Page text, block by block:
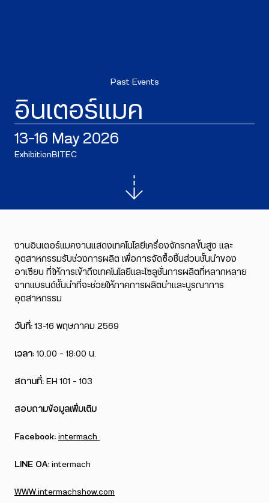
Past Events
อินเตอร์แมค
13–16 May 2026
Exhibition BITEC
งานอินเตอร์แมคงานแสดงเทคโนโลยีเครื่องจักรกลขั้นสูง และ
อุตสาหกรรมรับช่วงการผลิต เพื่อการจัดซื้อชิ้นส่วนชั้นนำของ
อาเซียน ที่ให้การเข้าถึงเทคโนโลยีและโซลูชั่นการผลิตที่หลากหลาย
จากแบรนด์ชั้นนำที่จะช่วยให้ภาคการผลิตนำและบูรณาการ
อุตสาหกรรม
วันที่:13-16 พฤษภาคม 2569
เวลา: 10.00 – 18:00 น.
สถานที่: EH 101 – 103
สอบถามข้อมูลเพิ่มเติม
Facebook: intermach
LINE OA: intermach
WWW.intermachshow.com